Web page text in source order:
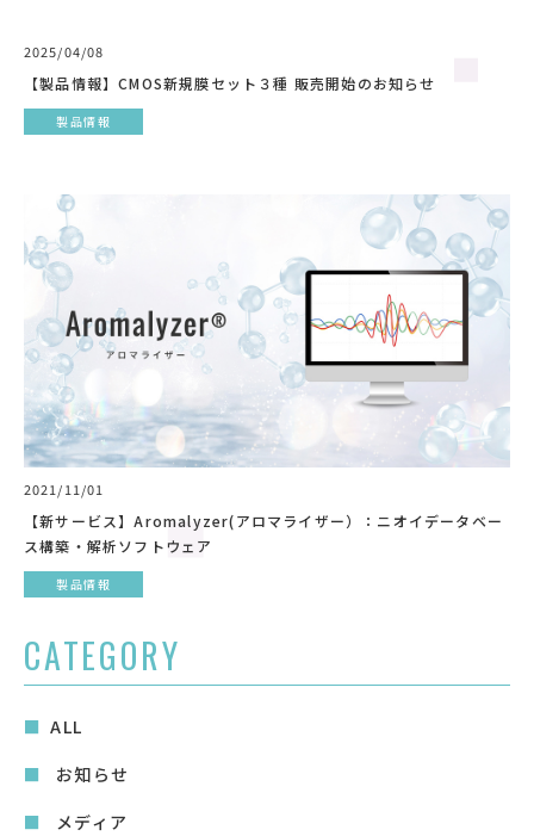
2025/04/08
【製品情報】CMOS新規膜セット３種 販売開始のお知らせ
製品情報
2021/11/01
【新サービス】Aromalyzer(アロマライザー）：ニオイデータベー
ス構築・解析ソフトウェア
製品情報
CATEGORY
ALL
お知らせ
メディア